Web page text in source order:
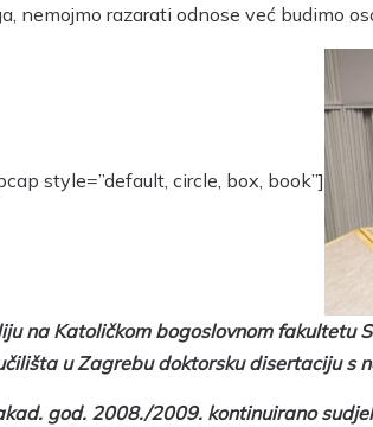
nemojmo razarati odnose već budimo
style=”default, circle, box, book”]
na Katoličkom bogoslovnom fakultetu
u Zagrebu doktorsku disertaciju s
god. 2008./2009. kontinuirano